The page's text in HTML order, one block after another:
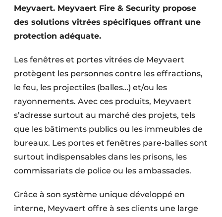
Fondations
Façades
Infrastructures souterraines et égouttage
Protection solaire
Rénovation
Sécurité incendie
Software
Travaux ferroviaires
Meyvaert. Meyvaert Fire & Security propose
des solutions vitrées spécifiques offrant une
protection adéquate.
Les fenêtres et portes vitrées de Meyvaert
protègent les personnes contre les effractions,
le feu, les projectiles (balles…) et/ou les
rayonnements. Avec ces produits, Meyvaert
s’adresse surtout au marché des projets, tels
que les bâtiments publics ou les immeubles de
bureaux. Les portes et fenêtres pare-balles sont
surtout indispensables dans les prisons, les
commissariats de police ou les ambassades.
Grâce à son système unique développé en
interne, Meyvaert offre à ses clients une large